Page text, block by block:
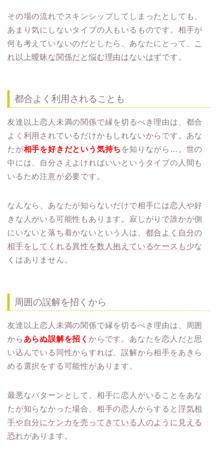
その場の流れでスキンシップしてしまったとしても、
あまり気にしないタイプの人もいるものです。相手が
何も考えていないのだとしたら、あなたにとって、 こ
れ以上曖昧な関係だと悩む理由はないはずです。
都合よく利用されることも
友達以上恋人未満の関係で縁を切るべき理由は、都合
よく利用されているだけかもしれないからです。あな
たが相手を好きだという気持ち を知りながら…。世の
中には、自分さえよければいいというタイプの人間も
いるため注意が必要です。
なんなら、あなたが知らないだけで相手には恋人や好
きな人がいる可能性もあります。寂しがりで誰かが側
にいないと落ち着かないという人は、 都合よく自分の
相手をしてくれる異性を数人抱えているケースも 少な
くはありません。
周囲の誤解を招くから
友達以上恋人未満の関係で縁を切るべき理由は、周囲
から あらぬ誤解を招くからです。あなたを恋人だと思
い込んでいる同性からすれば、誤解から相手をあきら
める選択をする可能性があります。
最悪なパターンとして、相手に恋人がいることをあな
たが知らなかった場合、相手の恋人からすると 浮気相
手や自分にケンカを売ってきている人のように見える
恐れがあります。